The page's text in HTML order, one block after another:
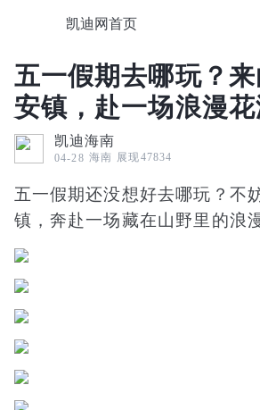
凯迪网首页
五一假期去哪玩？
安镇，赴一场浪漫
凯迪海南
04-28 海南 展现47834
五一假期还没想好去哪玩？不
镇，奔赴一场藏在山野里的浪